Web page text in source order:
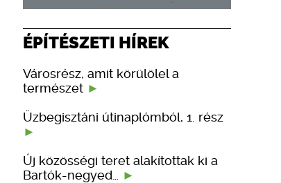
ÉPÍTÉSZETI HÍREK
Városrész, amit körülölel a
természet
Üzbegisztáni útinaplómból, 1. rész
Új közösségi teret alakítottak ki a
Bartók-negyed…